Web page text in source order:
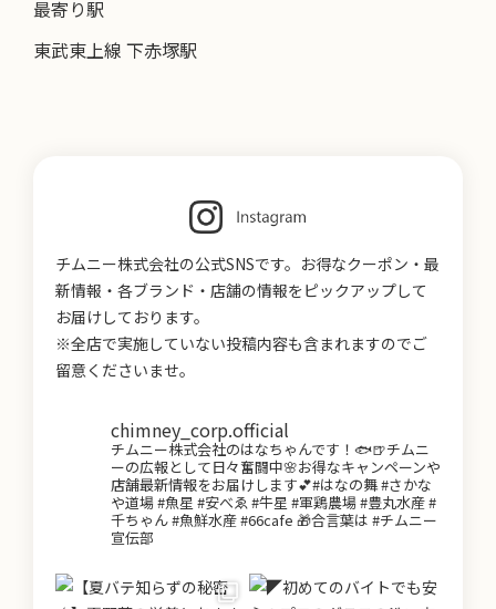
最寄り駅
東武東上線 下赤塚駅
チムニー株式会社の公式SNSです。お得なクーポン・最
新情報・各ブランド・店舗の情報をピックアップして
お届けしております。
※全店で実施していない投稿内容も含まれますのでご
留意くださいませ。
chimney_corp.official
チムニー株式会社のはなちゃんです！🐟🍺チムニ
ーの広報として日々奮闘中🌸お得なキャンペーンや
店舗最新情報をお届けします💕#はなの舞 #さかな
や道場 #魚星 #安べゑ #牛星 #軍鶏農場 #豊丸水産 #
千ちゃん #魚鮮水産 #66cafe 🎁合言葉は #チムニー
宣伝部